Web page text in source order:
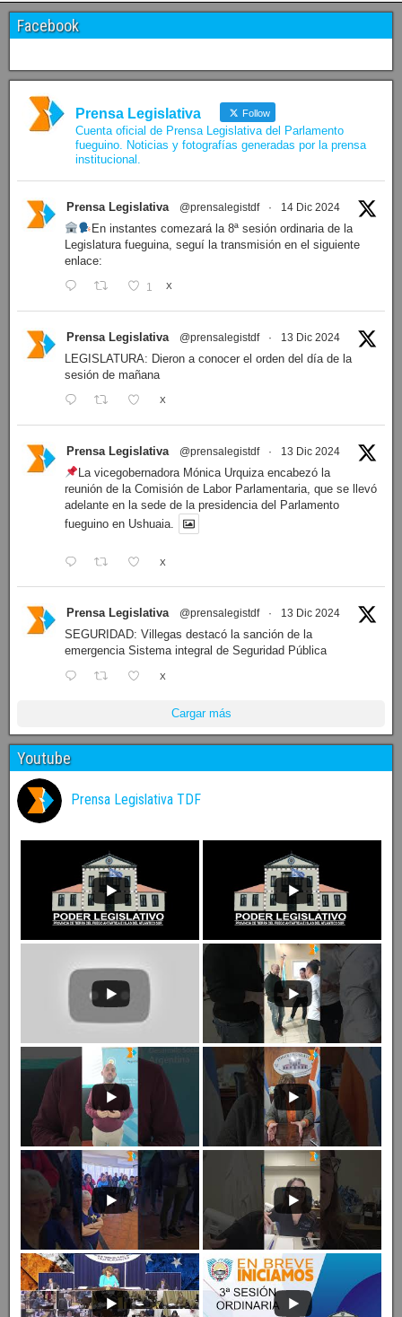
Facebook
Prensa Legislativa Follow
Cuenta oficial de Prensa Legislativa del Parlamento
fueguino. Noticias y fotografías generadas por la prensa
institucional.
Prensa Legislativa @prensalegistdf · 14 Dic 2024
En instantes comezará la 8ª sesión ordinaria de la
Legislatura fueguina, seguí la transmisión en el siguiente
enlace:
1 X
Prensa Legislativa @prensalegistdf · 13 Dic 2024
LEGISLATURA: Dieron a conocer el orden del día de la
sesión de mañana
X
Prensa Legislativa @prensalegistdf · 13 Dic 2024
La vicegobernadora Mónica Urquiza encabezó la
reunión de la Comisión de Labor Parlamentaria, que se llevó
adelante en la sede de la presidencia del Parlamento
fueguino en Ushuaia.
X
Prensa Legislativa @prensalegistdf · 13 Dic 2024
SEGURIDAD: Villegas destacó la sanción de la
emergencia Sistema integral de Seguridad Pública
X
Cargar más
Youtube
Prensa Legislativa TDF